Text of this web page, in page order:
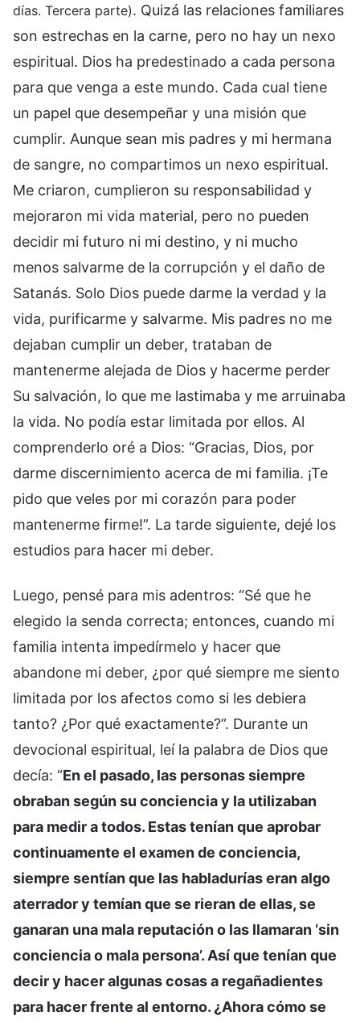
días. Tercera parte). Quizá las relaciones familiares
son estrechas en la carne, pero no hay un nexo
espiritual. Dios ha predestinado a cada persona
para que venga a este mundo. Cada cual tiene
un papel que desempeñar y una misión que
cumplir. Aunque sean mis padres y mi hermana
de sangre, no compartimos un nexo espiritual.
Me criaron, cumplieron su responsabilidad y
mejoraron mi vida material, pero no pueden
decidir mi futuro ni mi destino, y ni mucho
menos salvarme de la corrupción y el daño de
Satanás. Solo Dios puede darme la verdad y la
vida, purificarme y salvarme. Mis padres no me
dejaban cumplir un deber, trataban de
mantenerme alejada de Dios y hacerme perder
Su salvación, lo que me lastimaba y me arruinaba
la vida. No podía estar limitada por ellos. Al
comprenderlo oré a Dios: “Gracias, Dios, por
darme discernimiento acerca de mi familia. ¡Te
pido que veles por mi corazón para poder
mantenerme firme!”. La tarde siguiente, dejé los
estudios para hacer mi deber.
Luego, pensé para mis adentros: “Sé que he
elegido la senda correcta; entonces, cuando mi
familia intenta impedírmelo y hacer que
abandone mi deber, ¿por qué siempre me siento
limitada por los afectos como si les debiera
tanto? ¿Por qué exactamente?”. Durante un
devocional espiritual, leí la palabra de Dios que
decía: “En el pasado, las personas siempre
obraban según su conciencia y la utilizaban
para medir a todos. Estas tenían que aprobar
continuamente el examen de conciencia,
siempre sentían que las habladurías eran algo
aterrador y temían que se rieran de ellas, se
ganaran una mala reputación o las llamaran ‘sin
conciencia o mala persona’. Así que tenían que
decir y hacer algunas cosas a regañadientes
para hacer frente al entorno. ¿Ahora cómo se